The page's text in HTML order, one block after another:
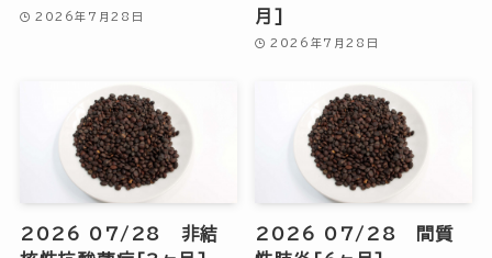
2026年7月28日
月]
2026年7月28日
2026 07/28 非結
2026 07/28 間質